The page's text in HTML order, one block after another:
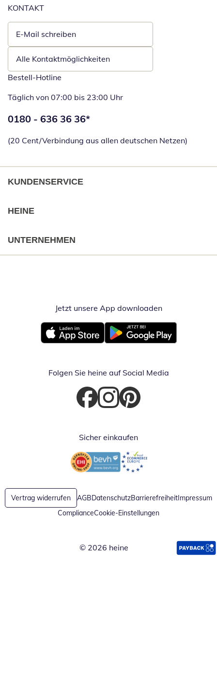
KONTAKT
E-Mail schreiben
Öffnet E-Mail-Client
Alle Kontaktmöglichkeiten
Bestell-Hotline
Täglich von 07:00 bis 23:00 Uhr
Telefonnummer:
0180 - 636 36 36*
(20 Cent/Verbindung aus allen deutschen Netzen)
KUNDENSERVICE
HEINE
UNTERNEHMEN
Jetzt unsere App downloadenÖffnet in
Öffnet in neuem FensterÖffnet in neuem Fenster
Folgen Sie heine auf Social Media
Öffnet in neuem Fenster
Öffnet in neuem Fenster
Öffnet in neuem Fenster
Sicher einkaufen
Öffnet in neuem FensterÖffnet in neuem Fenster
Vertrag widerrufen AGBDatenschutzBarrierefreiheitImpressum
ComplianceCookie-Einstellungen
© 2026 heine